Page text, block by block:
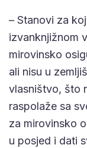
– Stanovi za
izvanknjižnom
mirovinsko
ali nisu u
vlasništvo, što
raspolaže sa
za mirovinsko
u posjed i dati